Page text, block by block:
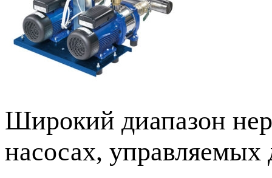
Широкий диапазон
насосах, управляемых